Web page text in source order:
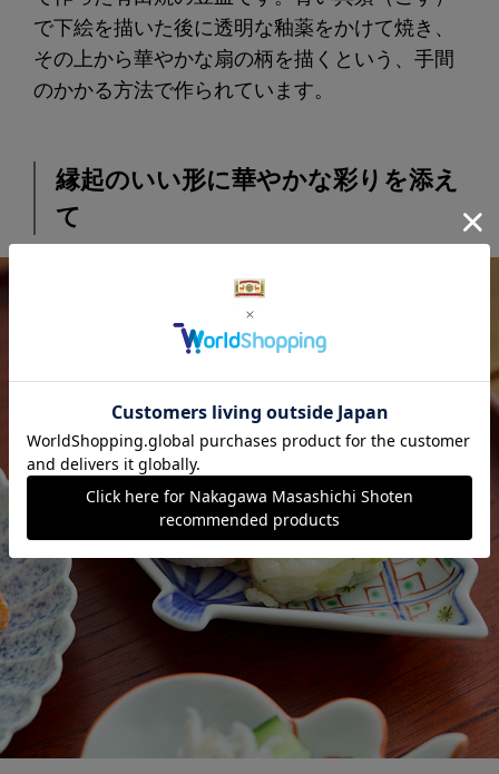
で下絵を描いた後に透明な釉薬をかけて焼き、
その上から華やかな扇の柄を描くという、手間
のかかる方法で作られています。
縁起のいい形に華やかな彩りを添え
て